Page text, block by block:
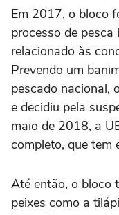
Em 2017, o bloco
processo de pesca
relacionado às
Prevendo um
pescado nacional,
e decidiu pela
maio de 2018, a
completo, que tem
Até então, o bloco
peixes como a